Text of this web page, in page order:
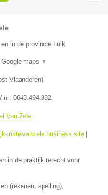
in de provincie Luik.
Google maps ▼
Vlaanderen)
nr: 0643.494.832
Van Zele
|
in de praktijk terecht voor
(rekenen, spelling),